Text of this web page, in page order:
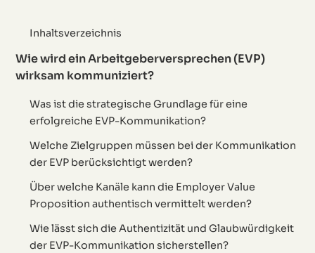
Inhaltsverzeichnis
Wie wird ein Arbeitgeberversprechen (EVP)
wirksam kommuniziert?
Was ist die strategische Grundlage für eine
erfolgreiche EVP-Kommunikation?
Welche Zielgruppen müssen bei der Kommunikation
der EVP berücksichtigt werden?
Über welche Kanäle kann die Employer Value
Proposition authentisch vermittelt werden?
Wie lässt sich die Authentizität und Glaubwürdigkeit
der EVP-Kommunikation sicherstellen?